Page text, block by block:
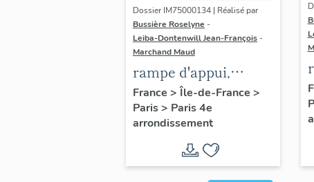
Dossier IM75000134 | Réalisé par
Bussière Roselyne -
Leiba-Dontenwill Jean-François -
Marchand Maud
rampe d'appui,
escalier de la maison
à porte cochère dite
hôtel Charpentier
(non étudié)
France > Île-de-France >
Paris> Paris 4e
arrondissement